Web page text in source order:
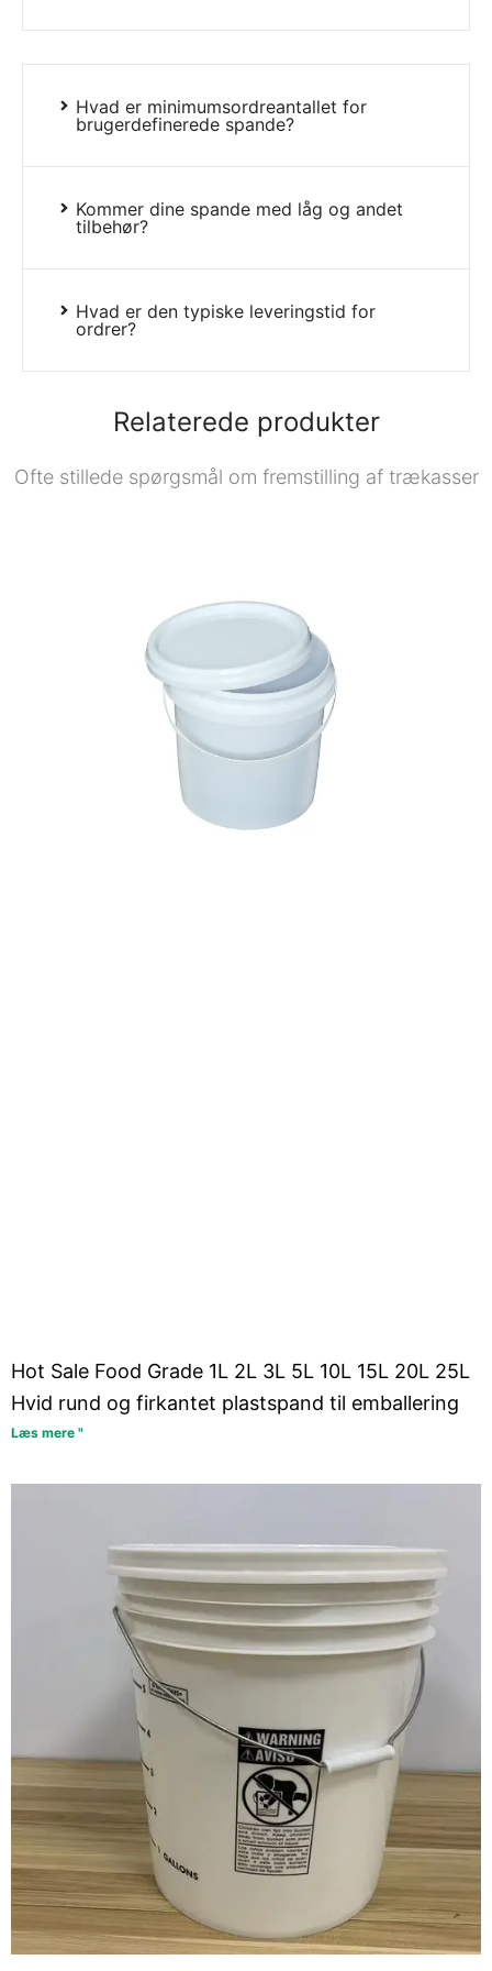
Hvad er minimumsordreantallet for
brugerdefinerede spande?
Kommer dine spande med låg og andet
tilbehør?
Hvad er den typiske leveringstid for
ordrer?
Relaterede produkter
Ofte stillede spørgsmål om fremstilling af trækasser
Hot Sale Food Grade 1L 2L 3L 5L 10L 15L 20L 25L
Hvid rund og firkantet plastspand til emballering
Læs mere "